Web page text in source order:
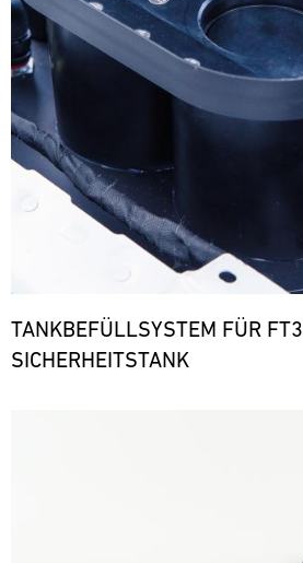
TANKBEFÜLLSYSTEM FÜR FT3
SICHERHEITSTANK